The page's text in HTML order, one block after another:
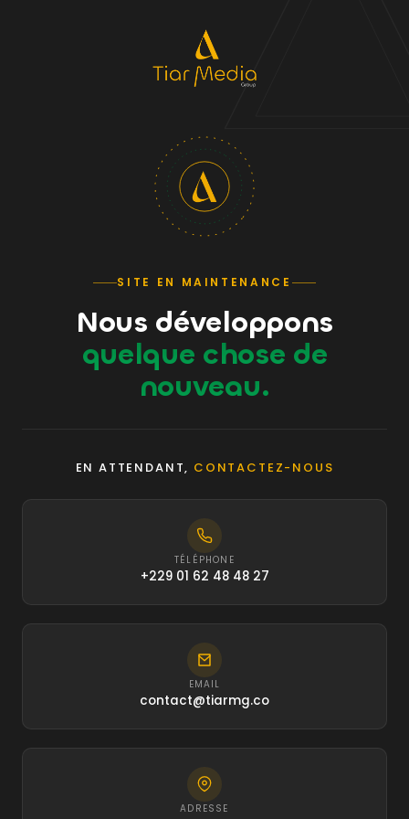
SITE EN MAINTENANCE
Nous développons
quelque chose de
nouveau.
EN ATTENDANT, CONTACTEZ-NOUS
TÉLÉPHONE
+229 01 62 48 48 27
EMAIL
contact@tiarmg.co
ADRESSE